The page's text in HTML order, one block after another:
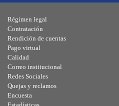
Régimen legal
Contratación
Rendición de cuentas
Pago virtual
Calidad
Correo institucional
Redes Sociales
Quejas y reclamos
Encuesta